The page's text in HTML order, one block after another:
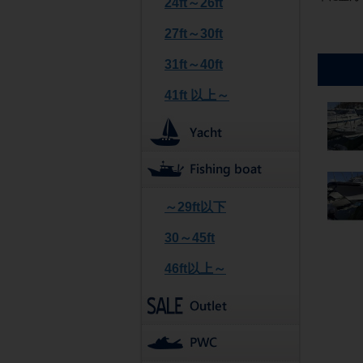
27ft～30ft
31ft～40ft
41ft 以上～
～29ft以下
30～45ft
46ft以上～